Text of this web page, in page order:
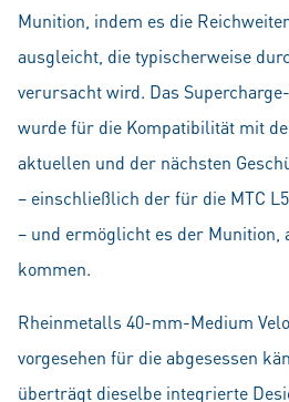
Munition, indem es die
ausgleicht, die typischerweise
verursacht wird. Das
wurde für die Kompatibilität mit
aktuellen und der nächsten
– einschließlich der für die MTC
– und ermöglicht es der Munition,
kommen.
Rheinmetalls 40-mm-Medium
vorgesehen für die abgesessen
überträgt dieselbe integrierte